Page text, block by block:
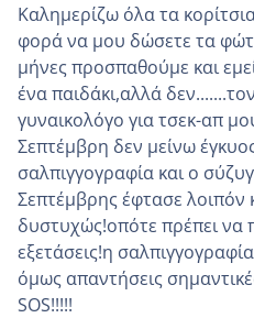
Καλημερίζω όλα τα
φορά να μου δώσετε τα
μήνες προσπαθούμε και
ένα παιδάκι,αλλά
γυναικολόγο για τσεκ-απ
Σεπτέμβρη δεν μείνω
σαλπιγγογραφία και ο
Σεπτέμβρης έφτασε λοιπόν
δυστυχώς!οπότε πρέπει να
εξετάσεις!η
όμως απαντήσεις
SOS!!!!!